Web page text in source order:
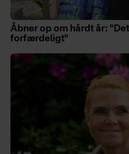
Åbner op om hårdt år:
forfærdeligt"